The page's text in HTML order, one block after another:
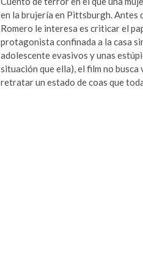
en la brujería en Pittsburgh. Antes
Romero le interesa es criticar el
protagonista confinada a la casa
adolescente evasivos y unas
situación que ella), el film no
retratar un estado de coas que